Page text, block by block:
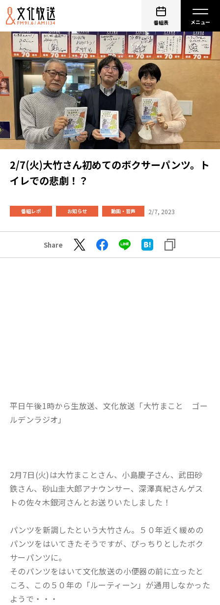
番組表
2/7(火)大竹さん初めてのボクサーパンツ。ト
イレでの悲劇！？
番組レポ お知らせ 動画・音声 2/7, 2023
Share
平日午後1時から生放送、文化放送「大竹まこと ゴー
ルデンラジオ」
2月7日(火)は大竹まことさん、小島慶子さん、武田砂
鉄さん、砂山圭大郎アナウンサー、深澤真紀さんゲス
トの佐々木銀河さんとお送りいたしました！
パンツを新調したという大竹さん。５０年近く緩めの
パンツをはいてきたそうですが、ぴっちりとしたボク
サーパンツに。
そのパンツをはいて文化放送の小便器の前に立ったと
ころ、この５０年の「ルーティーン」が通用しなかった
ようで・・・